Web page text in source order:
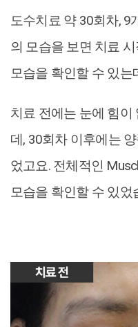
도수치료 약 30회차, 9
의 모습을 보면 치료
모습을 확인할 수 있는
치료 전에는 눈에 힘이
데, 30회차 이후에는
었고요. 전체적인
모습을 확인할 수 있었